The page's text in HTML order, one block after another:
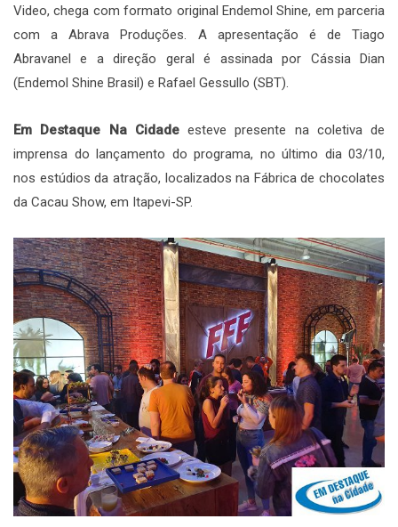
Video, chega com formato original Endemol Shine, em parceria
com a Abrava Produções. A apresentação é de Tiago
Abravanel e a direção geral é assinada por Cássia Dian
(Endemol Shine Brasil) e Rafael Gessullo (SBT).
Em Destaque Na Cidadeesteve presente na coletiva de
imprensa do lançamento do programa, no último dia 03/10,
nos estúdios da atração, localizados na Fábrica de chocolates
da Cacau Show, em Itapevi-SP.